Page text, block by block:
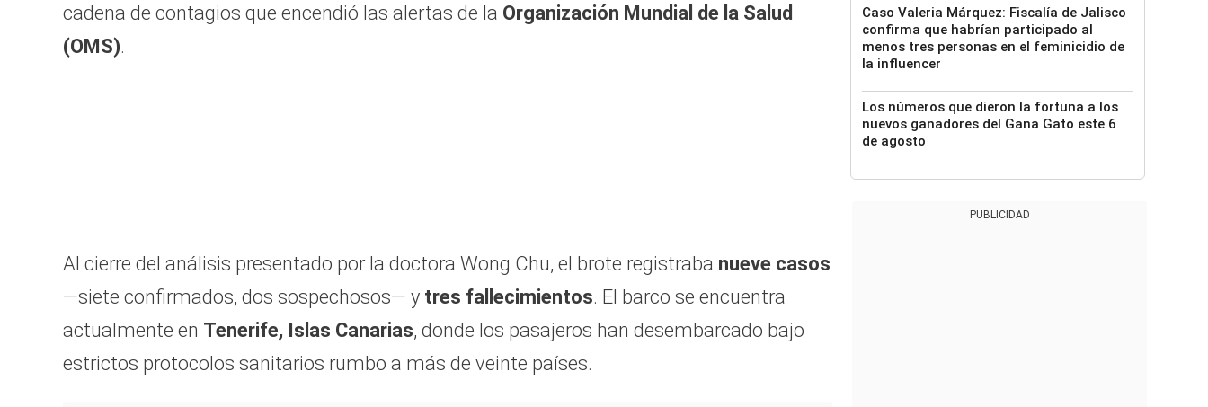
cadena de contagios que encendió las alertas de la Organización Mundial de la Salud
(OMS).
Al cierre del análisis presentado por la doctora Wong Chu, el brote registraba nueve casos
—siete confirmados, dos sospechosos— y tres fallecimientos. El barco se encuentra
actualmente en Tenerife, Islas Canarias, donde los pasajeros han desembarcado bajo
estrictos protocolos sanitarios rumbo a más de veinte países.
Caso Valeria Márquez: Fiscalía de Jalisco
confirma que habrían participado al
menos tres personas en el feminicidio de
la influencer
Los números que dieron la fortuna a los
nuevos ganadores del Gana Gato este 6
de agosto
PUBLICIDAD